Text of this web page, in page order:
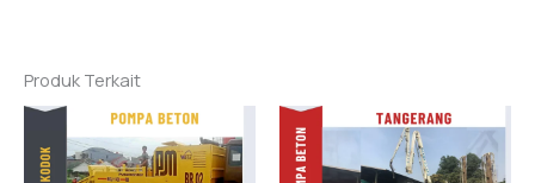
Produk Terkait